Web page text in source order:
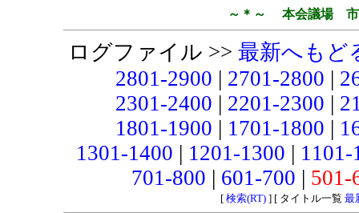
～＊～ 本会議場 市
ログファイル >> 最新へもど
2801-2900 | 2701-2800 |
2301-2400 | 2201-2300 |
1801-1900 | 1701-1800 |
1301-1400 | 1201-1300 |
701-800 | 601-700 |
[ 検索(RT)] [ タイトル一覧 最